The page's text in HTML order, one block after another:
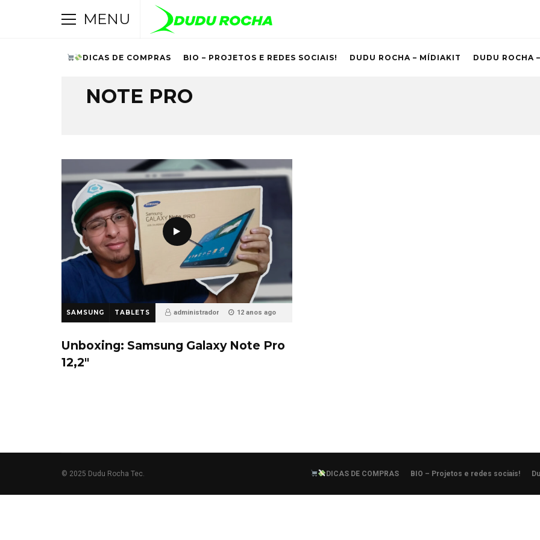
MENU
DICAS DE COMPRAS BIO – PROJETOS E REDES SOCIAIS! DUDU ROCHA – MÍDIAKIT DUDU ROCHA
NOTE PRO
SAMSUNG TABLETS administrador 12 anos ago
Unboxing: Samsung Galaxy Note Pro
12,2″
DICAS DE COMPRAS BIO – Projetos e redes sociais!
© 2025 Dudu Rocha Tec.